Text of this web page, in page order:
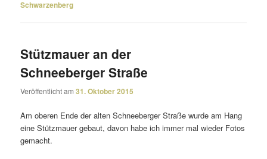
Schwarzenberg
Stützmauer an der
Schneeberger Straße
Veröffentlicht am31. Oktober 2015
Am oberen Ende der alten Schneeberger Straße wurde am Hang
eine Stützmauer gebaut, davon habe ich immer mal wieder Fotos
gemacht.